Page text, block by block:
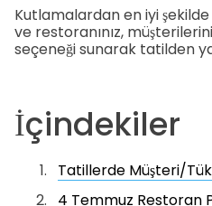
Kutlamalardan en iyi
ve restoranınız,
seçeneği sunarak tatilden
İçindekiler
Tatillerde Müşteri/
4 Temmuz Restoran